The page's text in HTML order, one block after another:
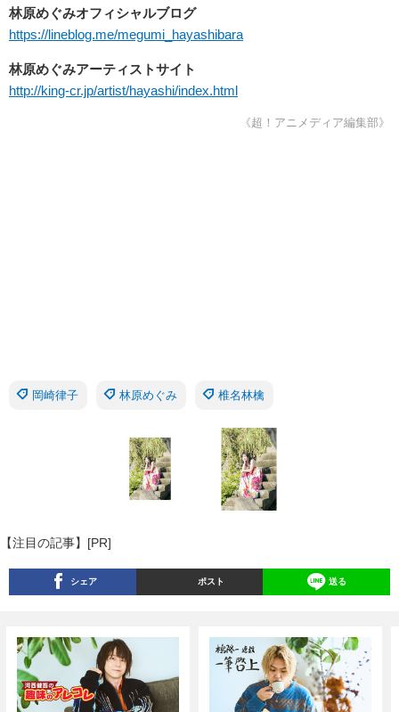
林原めぐみオフィシャルブログ
https://lineblog.me/megumi_hayashibara
林原めぐみアーティストサイト
http://king-cr.jp/artist/hayashi/index.html
《超！アニメディア編集部》
岡崎律子 林原めぐみ 椎名林檎
【注目の記事】[PR]
シェア ポスト 送る